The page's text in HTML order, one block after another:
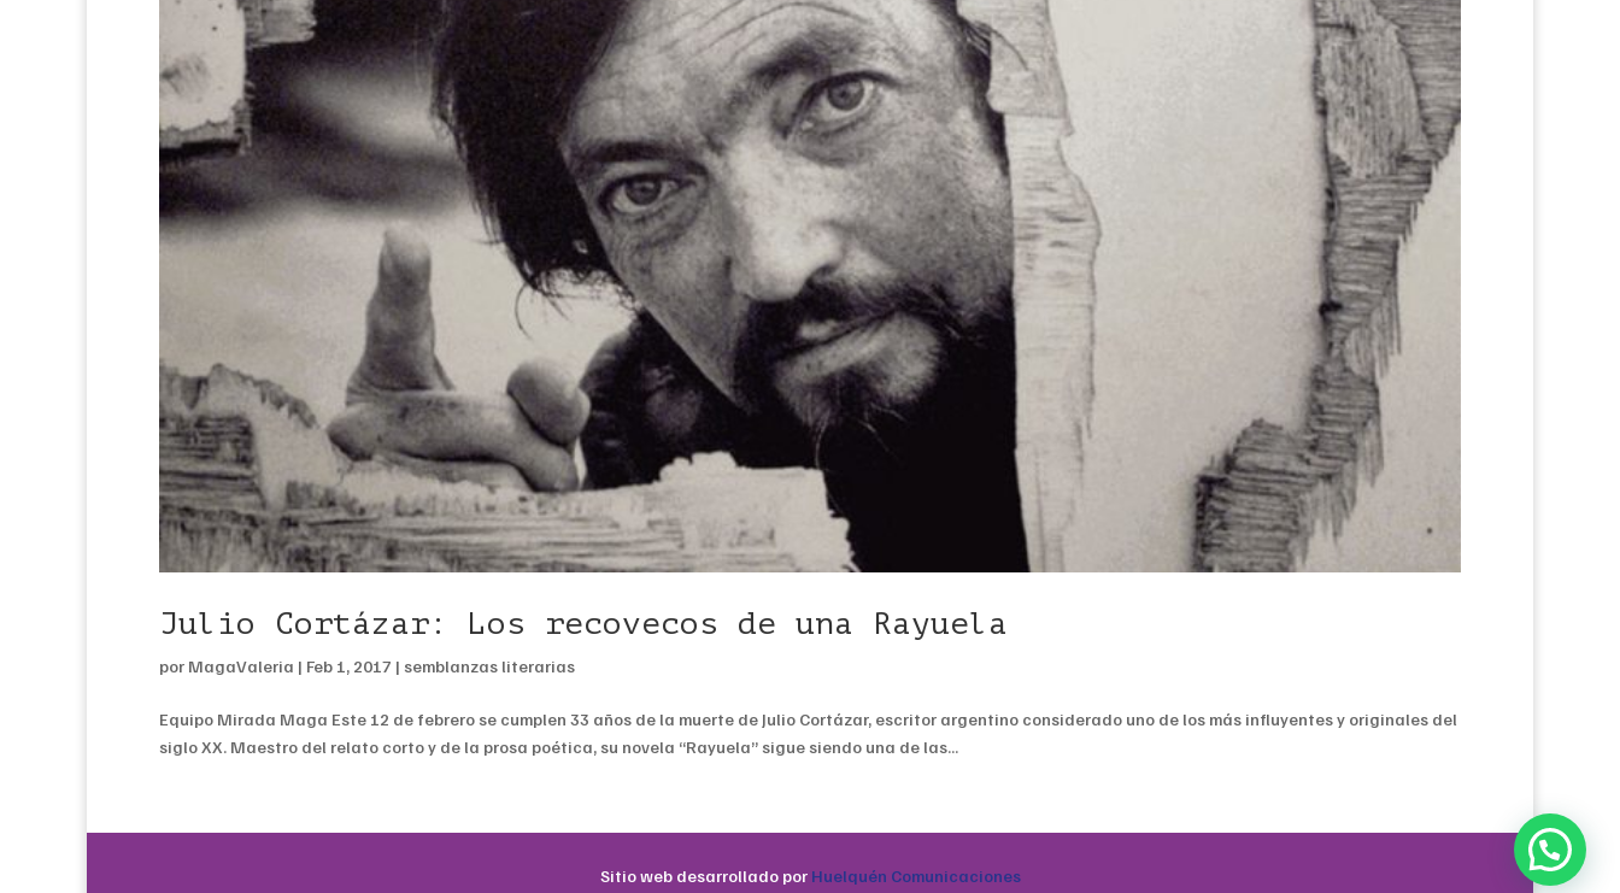
Julio Cortázar: Los recovecos de una Rayuela
por MagaValeria | Feb 1, 2017 | semblanzas literarias
Equipo Mirada Maga Este 12 de febrero se cumplen 33 años de la muerte de Julio Cortázar, escritor argentino considerado uno de los más influyentes y originales del
siglo XX. Maestro del relato corto y de la prosa poética, su novela “Rayuela” sigue siendo una de las...
Sitio web desarrollado por Huelquén Comunicaciones